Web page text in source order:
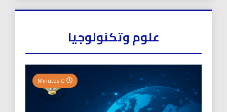
علوم وتكنولوجيا